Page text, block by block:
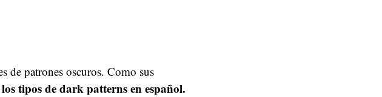
de patrones oscuros. Como sus
los tipos de dark patterns en español.